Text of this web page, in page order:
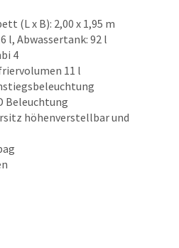
(L x B): 2,00 x 1,95 m
l, Abwassertank: 92 l
4
11 l
Beleuchtung
höhenverstellbar und